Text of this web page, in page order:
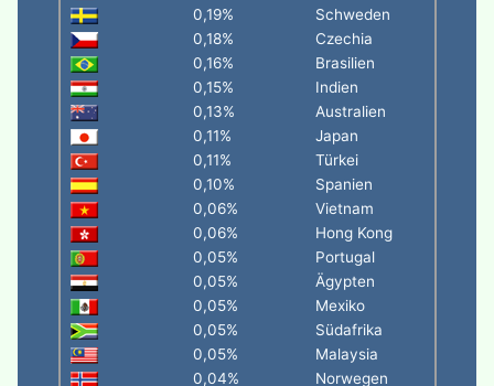
0,19%
Schweden
0,18%
Czechia
0,16%
Brasilien
0,15%
Indien
0,13%
Australien
0,11%
Japan
0,11%
Türkei
0,10%
Spanien
0,06%
Vietnam
0,06%
Hong Kong
0,05%
Portugal
0,05%
Ägypten
0,05%
Mexiko
0,05%
Südafrika
0,05%
Malaysia
0,04%
Norwegen